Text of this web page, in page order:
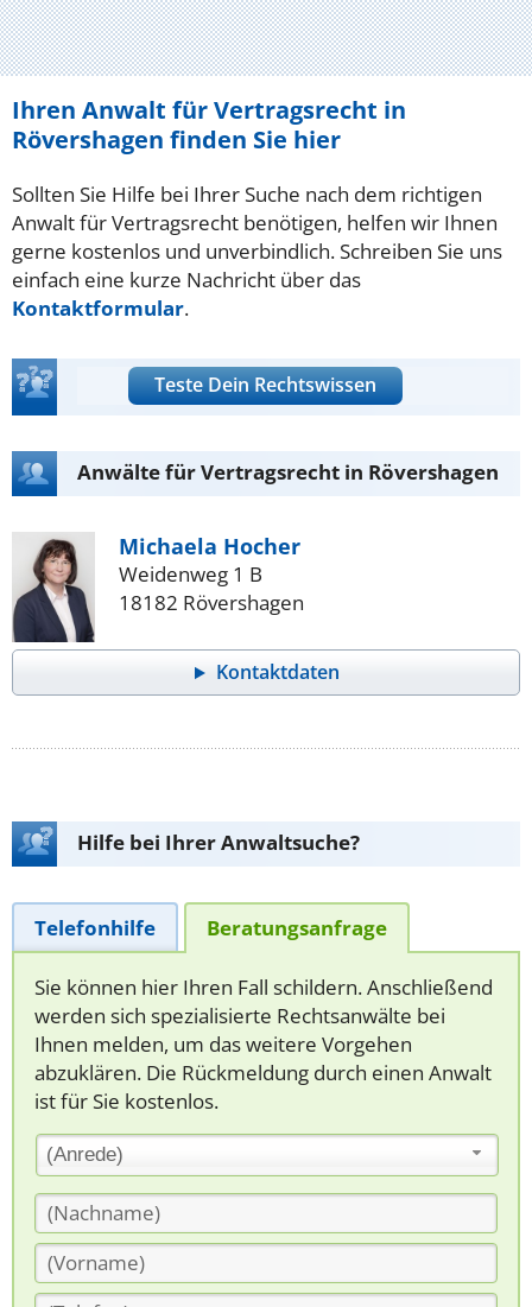
Ihren Anwalt für Vertragsrecht in
Rövershagen finden Sie hier
Sollten Sie Hilfe bei Ihrer Suche nach dem richtigen
Anwalt für Vertragsrecht benötigen, helfen wir Ihnen
gerne kostenlos und unverbindlich. Schreiben Sie uns
einfach eine kurze Nachricht über das
Kontaktformular.
Teste Dein Rechtswissen
Anwälte für Vertragsrecht in Rövershagen
Michaela Hocher
Weidenweg 1 B
18182 Rövershagen
Kontaktdaten
Hilfe bei Ihrer Anwaltsuche?
Telefonhilfe Beratungsanfrage
Sie können hier Ihren Fall schildern. Anschließend
werden sich spezialisierte Rechtsanwälte bei
Ihnen melden, um das weitere Vorgehen
abzuklären. Die Rückmeldung durch einen Anwalt
ist für Sie kostenlos.
(Anrede)